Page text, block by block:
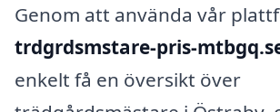
Genom att använda vår
trdgrdsmstare-pris-
enkelt få en översikt över